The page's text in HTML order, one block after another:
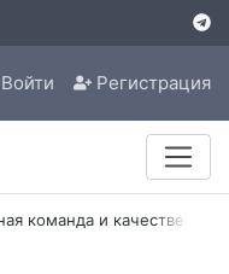
Войти Регистрация
команда и